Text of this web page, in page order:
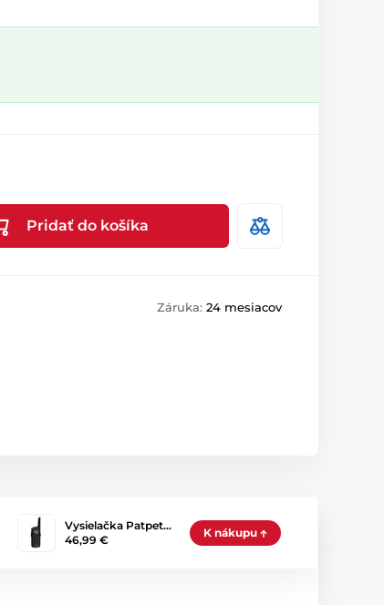
Pridať do košíka
Záruka: 24 mesiacov
Vysielačka Patpet…
46,99 €
K nákupu